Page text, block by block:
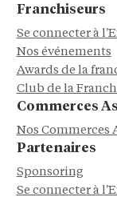
Franchiseurs
Se connecter à
Nos événements
Awards de la
Club de la
Commerces
Nos Commerces
Partenaires
Sponsoring
Se connecter à